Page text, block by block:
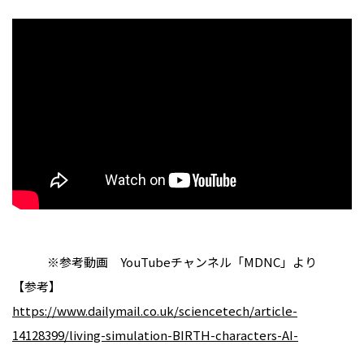
※参考動画 YouTubeチャンネル「MDNC」より
【参考】
https://www.dailymail.co.uk/sciencetech/article-
14128399/living-simulation-BIRTH-characters-AI-